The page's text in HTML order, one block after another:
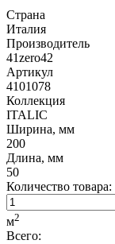
Страна
Италия
Производитель
41zero42
Артикул
4101078
Коллекция
ITALIC
Ширина, мм
200
Длина, мм
50
Количество товара:
м2
Всего: